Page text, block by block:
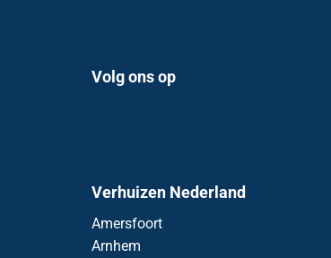
Volg ons op
Verhuizen Nederland
Amersfoort
Arnhem